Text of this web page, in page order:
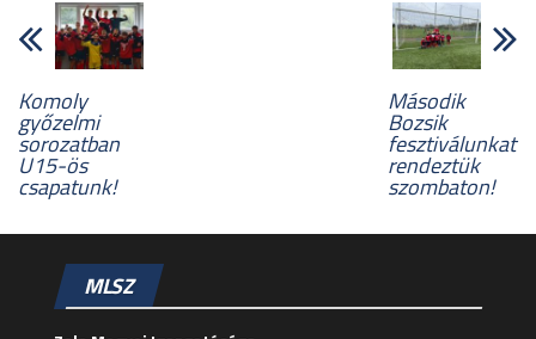
Komoly
győzelmi
sorozatban
U15-ös
csapatunk!
Második
Bozsik
fesztiválunkat
rendeztük
szombaton!
MLSZ